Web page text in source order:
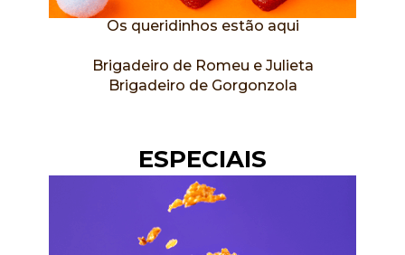
Os queridinhos estão aqui
Brigadeiro de Romeu e Julieta
Brigadeiro de Gorgonzola
ESPECIAIS